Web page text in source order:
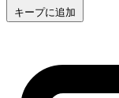
キープに追加